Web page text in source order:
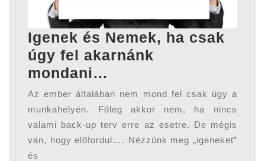
Igenek és Nemek, ha csak
úgy fel akarnánk
mondani…
és
Nemek,
ha
csak
Az ember általában nem mond fel csak úgy a
munkahelyén. Főleg akkor nem, ha nincs
valami back-up terv erre az esetre. De mégis
van, hogy előfordul…. Nézzünk meg „igeneket”
és